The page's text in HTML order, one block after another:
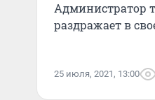
Администратор
раздражает в
25 июля, 2021, 13:00